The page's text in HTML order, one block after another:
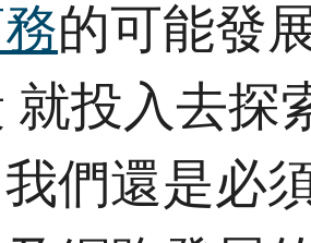
的可能發
就投入去探
們還是必